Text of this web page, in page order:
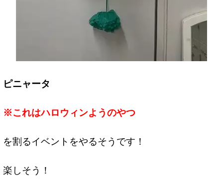
ピニャータ
※これはハロウィンようのやつ
を割るイベントをやるそうです！
楽しそう！